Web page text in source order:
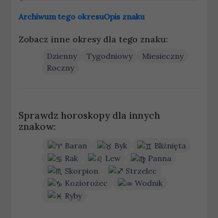
Archiwum tego okresuOpis znaku
Zobacz inne okresy dla tego znaku:
Dzienny Tygodniowy
Miesieczny
Roczny
Sprawdz horoskopy dla innych
znakow:
Baran Byk
Bliźnięta
Rak
Lew
Panna
Skorpion
Strzelec
Koziorożec
Wodnik
Ryby